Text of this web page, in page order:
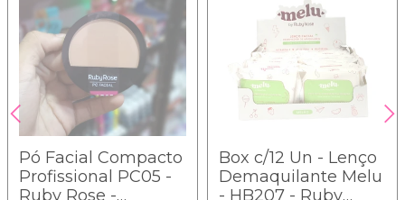
Pó Facial Compacto
Profissional PC05 -
Ruby Rose -
Box c/12 Un - Lenço
Demaquilante Melu
- HB207 - Ruby